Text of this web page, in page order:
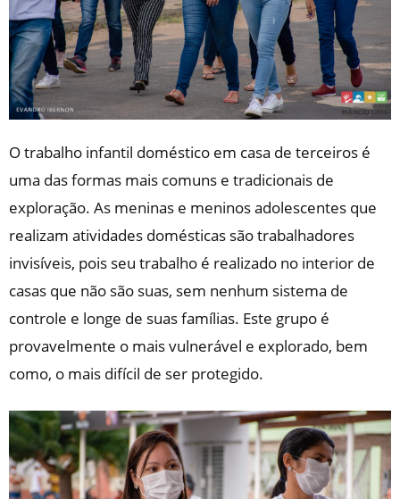
O trabalho infantil doméstico em casa de terceiros é
uma das formas mais comuns e tradicionais de
exploração. As meninas e meninos adolescentes que
realizam atividades domésticas são trabalhadores
invisíveis, pois seu trabalho é realizado no interior de
casas que não são suas, sem nenhum sistema de
controle e longe de suas famílias. Este grupo é
provavelmente o mais vulnerável e explorado, bem
como, o mais difícil de ser protegido.